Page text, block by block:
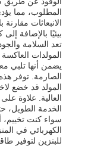
اتصل بنا
أخبار
جميع القضايا
طلب اقتباس
المطلوب، مما
الانبعاثات
بيئيًا بالإضافة
تعد السلامة
يضمن أنها تلبي
الصارمة. توفر
المولد قد خضع
العالية. علاوة
الخدمة
سواء كنت تخييم،
الكهربائي في
للبنزين لتوفير